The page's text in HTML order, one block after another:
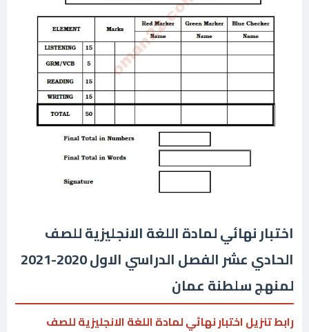
اختبار نهائي لمادة اللغة الانجليزية للصف
الحادي عشر الفصل الدراسي الاول 2020-2021
لمنهج سلطنة عمان
رابط تنزيل اختبار نهائي لمادة اللغة الانجليزية للصف